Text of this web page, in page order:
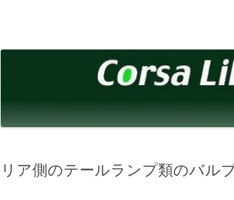
へ
リア側のテールランプ類のバル